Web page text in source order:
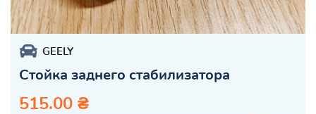
GEELY
Стойка заднего стабилизатора
515.00 ₴